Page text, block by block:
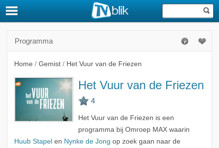
Programma
Home / Gemist / Het Vuur van de Friezen
Het Vuur van de Friezen
Het Vuur van de Friezen is een
programma bij Omroep MAX waarin
Huub Stapel en Nynke de Jong op zoek gaan naar de